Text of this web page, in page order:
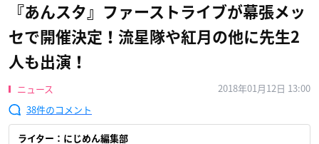
『あんスタ』ファーストライブが幕張メッ
セで開催決定！流星隊や紅月の他に先生2
人も出演！
ニュース
2018年01月12日 13:00
38
ライター：にじめん編集部